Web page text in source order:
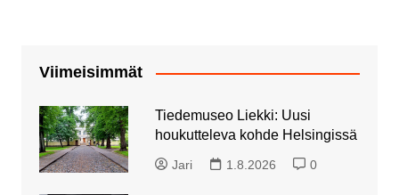
Viimeisimmät
Tiedemuseo Liekki: Uusi
houkutteleva kohde Helsingissä
Jari 1.8.2026 0